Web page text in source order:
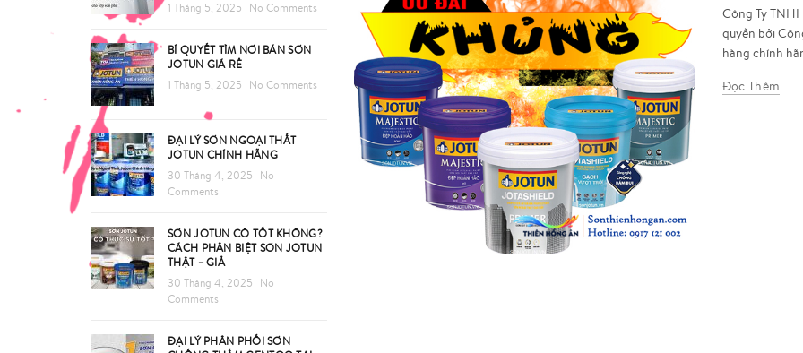
Công Ty
quyền bởi
hàng chính
Đọc Thêm
1 Tháng 5, 2025
No Comments
BÍ QUYẾT TÌM NƠI BÁN SƠN
JOTUN GIÁ RẺ
1 Tháng 5, 2025
No Comments
ĐẠI LÝ SƠN NGOẠI THẤT
JOTUN CHÍNH HÃNG
30 Tháng 4, 2025
No
Comments
SƠN JOTUN CÓ TỐT KHÔNG?
CÁCH PHÂN BIỆT SƠN JOTUN
THẬT – GIẢ
30 Tháng 4, 2025
No
Comments
ĐẠI LÝ PHÂN PHỐI SƠN